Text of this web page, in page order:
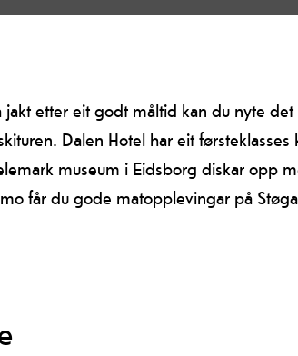
etter eit godt måltid kan du nyte
Dalen Hotel har eit førsteklasses
museum i Eidsborg diskar opp
får du gode matopplevingar på